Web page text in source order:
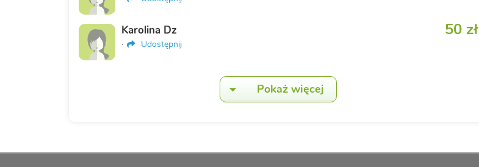
50 zł
Karolina Dz
· Udostępnij
Pokaż więcej